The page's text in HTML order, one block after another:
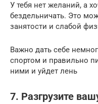
У тебя нет желаний, а
бездельничать. Это
занятости и слабой
Важно дать себе
спортом и правильно
ними и уйдет лень
7. Разгрузите